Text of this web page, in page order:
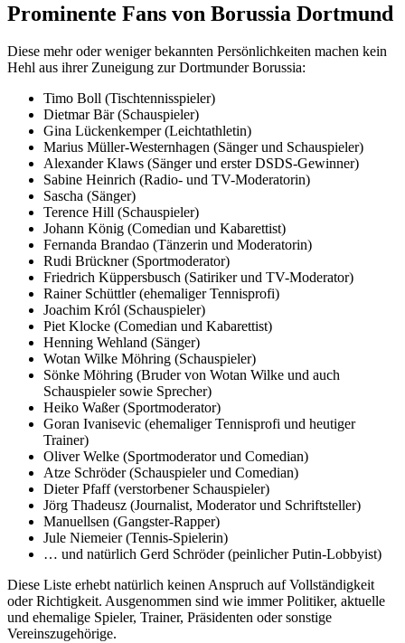
Prominente Fans von Borussia Dortmund
Diese mehr oder weniger bekannten Persönlichkeiten machen kein
Hehl aus ihrer Zuneigung zur Dortmunder Borussia:
Timo Boll (Tischtennisspieler)
Dietmar Bär (Schauspieler)
Gina Lückenkemper (Leichtathletin)
Marius Müller-Westernhagen (Sänger und Schauspieler)
Alexander Klaws (Sänger und erster DSDS-Gewinner)
Sabine Heinrich (Radio- und TV-Moderatorin)
Sascha (Sänger)
Terence Hill (Schauspieler)
Johann König (Comedian und Kabarettist)
Fernanda Brandao (Tänzerin und Moderatorin)
Rudi Brückner (Sportmoderator)
Friedrich Küppersbusch (Satiriker und TV-Moderator)
Rainer Schüttler (ehemaliger Tennisprofi)
Joachim Król (Schauspieler)
Piet Klocke (Comedian und Kabarettist)
Henning Wehland (Sänger)
Wotan Wilke Möhring (Schauspieler)
Sönke Möhring (Bruder von Wotan Wilke und auch
Schauspieler sowie Sprecher)
Heiko Waßer (Sportmoderator)
Goran Ivanisevic (ehemaliger Tennisprofi und heutiger
Trainer)
Oliver Welke (Sportmoderator und Comedian)
Atze Schröder (Schauspieler und Comedian)
Dieter Pfaff (verstorbener Schauspieler)
Jörg Thadeusz (Journalist, Moderator und Schriftsteller)
Manuellsen (Gangster-Rapper)
Jule Niemeier (Tennis-Spielerin)
… und natürlich Gerd Schröder (peinlicher Putin-Lobbyist)
Diese Liste erhebt natürlich keinen Anspruch auf Vollständigkeit
oder Richtigkeit. Ausgenommen sind wie immer Politiker, aktuelle
und ehemalige Spieler, Trainer, Präsidenten oder sonstige
Vereinszugehörige.